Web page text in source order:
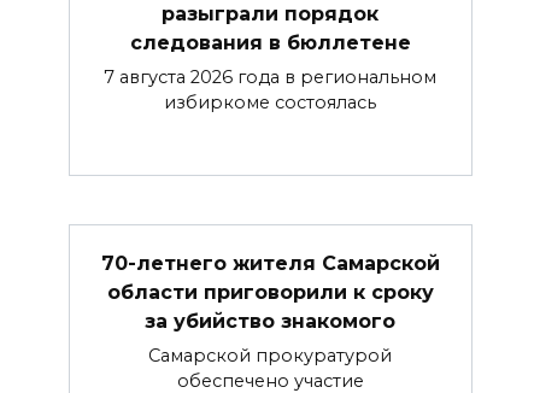
разыграли порядок
следования в бюллетене
7 августа 2026 года в региональном
избиркоме состоялась
70-летнего жителя Самарской
области приговорили к сроку
за убийство знакомого
Самарской прокуратурой
обеспечено участие